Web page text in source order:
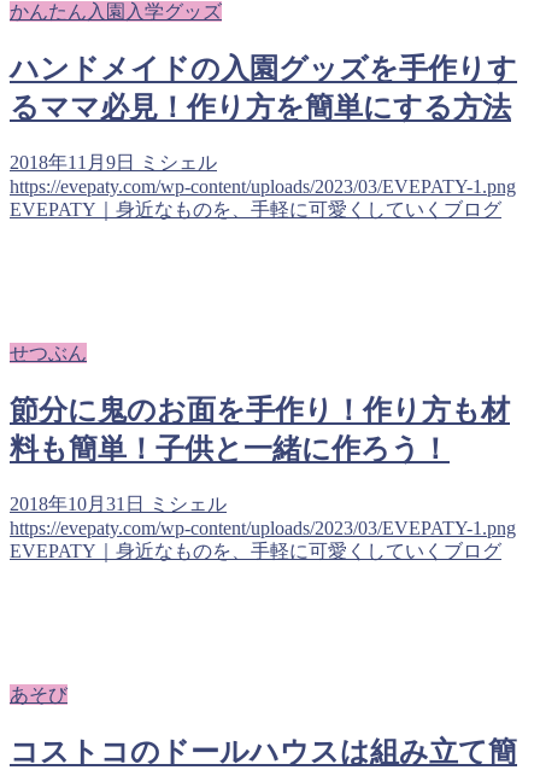
かんたん入園入学グッズ
ハンドメイドの入園グッズを手作りす
るママ必見！作り方を簡単にする方法
2018年11月9日
ミシェル
https://evepaty.com/wp-content/uploads/2023/03/EVEPATY-1.png
EVEPATY｜身近なものを、手軽に可愛くしていくブログ
せつぶん
節分に鬼のお面を手作り！作り方も材
料も簡単！子供と一緒に作ろう！
2018年10月31日
ミシェル
https://evepaty.com/wp-content/uploads/2023/03/EVEPATY-1.png
EVEPATY｜身近なものを、手軽に可愛くしていくブログ
あそび
コストコのドールハウスは組み立て簡